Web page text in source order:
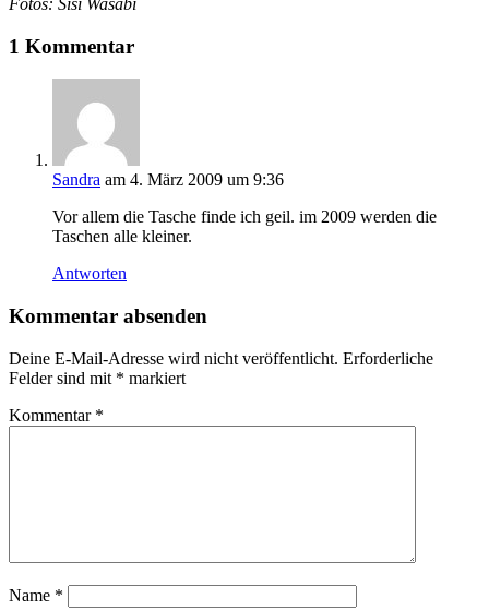
1 Kommentar
Sandra am 4. März 2009 um 9:36
Vor allem die Tasche finde ich geil. im 2009 werden die
Taschen alle kleiner.
Antworten
Kommentar absenden
Deine E-Mail-Adresse wird nicht veröffentlicht. Erforderliche
Felder sind mit * markiert
Kommentar *
Name *